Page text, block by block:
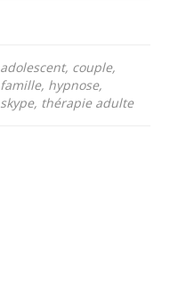
adolescent, couple,
famille, hypnose,
skype, thérapie adulte